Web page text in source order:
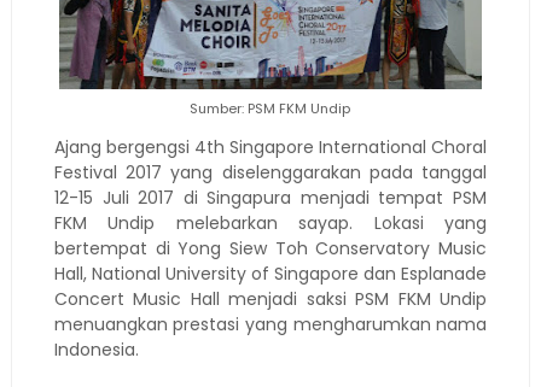
Sumber: PSM FKM Undip
Ajang bergengsi 4th Singapore International Choral
Festival 2017 yang diselenggarakan pada tanggal
12-15 Juli 2017 di Singapura menjadi tempat PSM
FKM Undip melebarkan sayap. Lokasi yang
bertempat di Yong Siew Toh Conservatory Music
Hall, National University of Singapore dan Esplanade
Concert Music Hall menjadi saksi PSM FKM Undip
menuangkan prestasi yang mengharumkan nama
Indonesia.